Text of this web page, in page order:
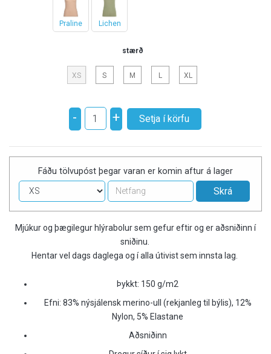
Praline Lichen
stærð
XS S M L XL
- +
Fáðu tölvupóst þegar varan er komin aftur á lager
Mjúkur og þægilegur hlýrabolur sem gefur eftir og er aðsniðinn í
sniðinu.
Hentar vel dags daglega og í alla útivist sem innsta lag.
Þykkt: 150 g/m2
Efni: 83% nýsjálensk merino-ull (rekjanleg til býlis), 12%
Nylon, 5% Elastane
Aðsniðinn